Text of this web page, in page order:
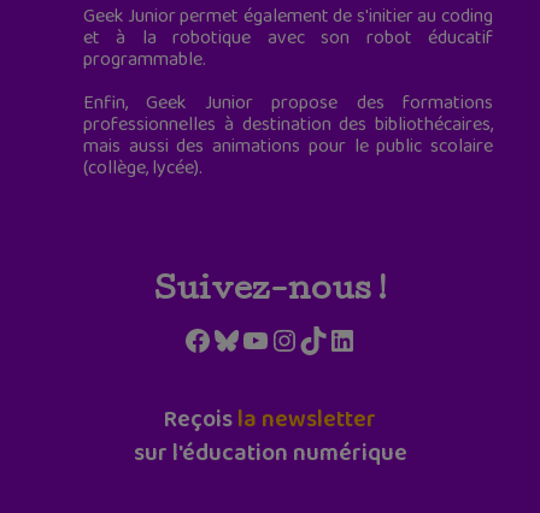
Geek Junior permet également de s'initier au coding
et à la robotique avec son robot éducatif
programmable.
Enfin, Geek Junior propose des formations
professionnelles à destination des bibliothécaires,
mais aussi des animations pour le public scolaire
(collège, lycée).
Suivez-nous !
Facebook
Bluesky
YouTube
Instagram
TikTokLinkedIn
Reçoisla newsletter
sur l'éducation numérique